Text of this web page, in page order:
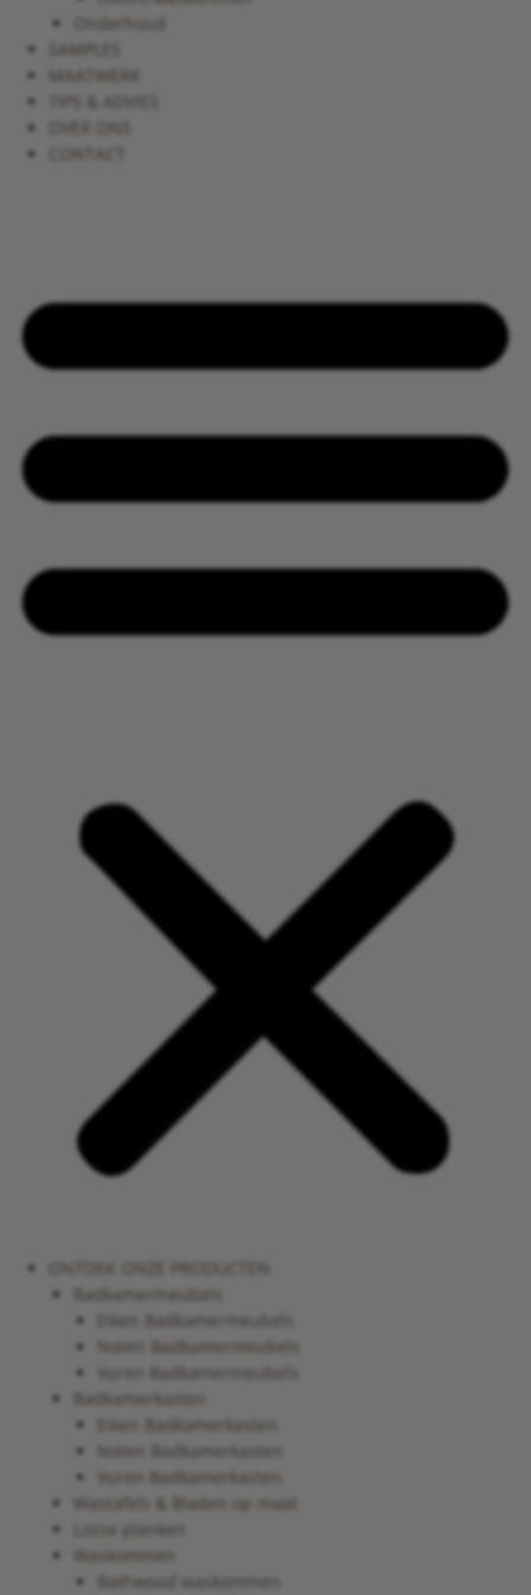
Onderhoud
SAMPLES
MAATWERK
TIPS & ADVIES
OVER ONS
CONTACT
ONTDEK ONZE PRODUCTEN
Badkamermeubels
Eiken Badkamermeubels
Noten Badkamermeubels
Vuren Badkamermeubels
Badkamerkasten
Eiken Badkamerkasten
Noten Badkamerkasten
Vuren Badkamerkasten
Wastafels & Bladen op maat
Losse planken
Waskommen
Bathwood waskommen